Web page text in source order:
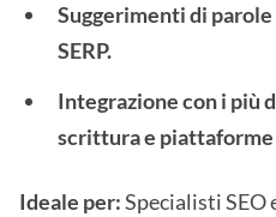
Suggerimenti di
SERP.
Integrazione con i più
scrittura e piattaforme
Ideale per:Specialisti SEO